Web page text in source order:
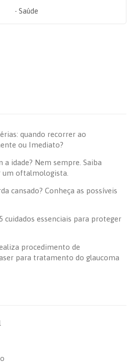
- Saúde
quando recorrer ao
ou Imediato?
idade? Nem sempre. Saiba
um oftalmologista.
cansado? Conheça as possíveis
cuidados essenciais para proteger
procedimento de
para tratamento do glaucoma